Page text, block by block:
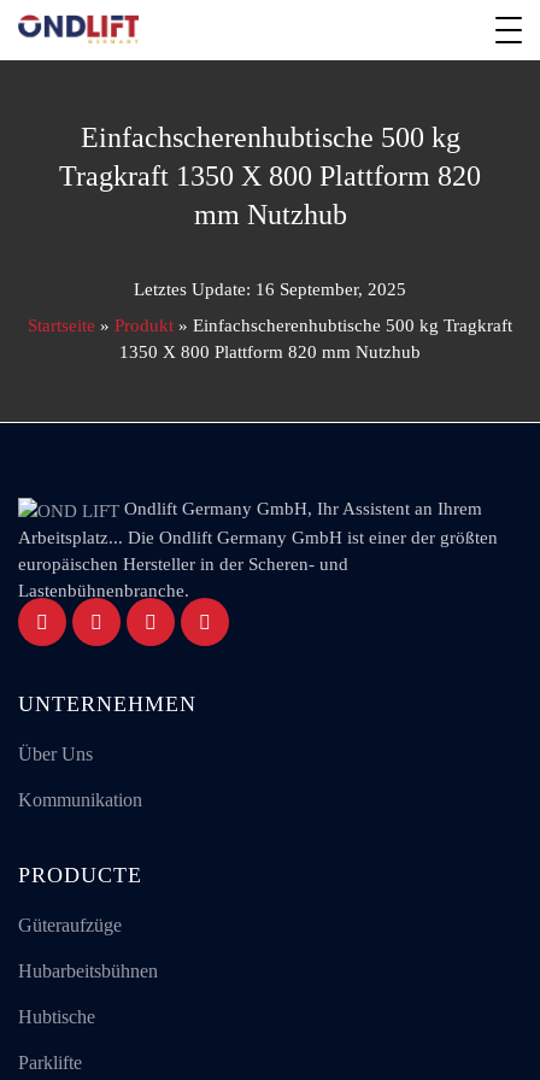
Einfachscherenhubtische 500 kg
Tragkraft 1350 X 800 Plattform 820
mm Nutzhub
Letztes Update: 16 September, 2025
Startseite » Produkt » Einfachscherenhubtische 500 kg Tragkraft
1350 X 800 Plattform 820 mm Nutzhub
Ondlift Germany GmbH, Ihr Assistent an Ihrem
Arbeitsplatz... Die Ondlift Germany GmbH ist einer der größten
europäischen Hersteller in der Scheren- und
Lastenbühnenbranche.
UNTERNEHMEN
Über Uns
Kommunikation
PRODUCTE
Güteraufzüge
Hubarbeitsbühnen
Hubtische
Parklifte